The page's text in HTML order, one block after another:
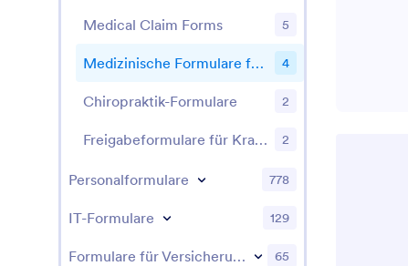
Medical Claim Forms 5
Medizinische Formulare für Ferienlager 4
Chiropraktik-Formulare 2
Freigabeformulare für Krankenhäuser 2
Personalformulare 778
IT-Formulare 129
Formulare für Versicherungen 65